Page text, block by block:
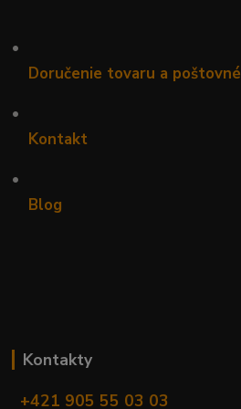
•
Doručenie tovaru a poštovné
•
Kontakt
•
Blog
Kontakty
+421 905 55 03 03